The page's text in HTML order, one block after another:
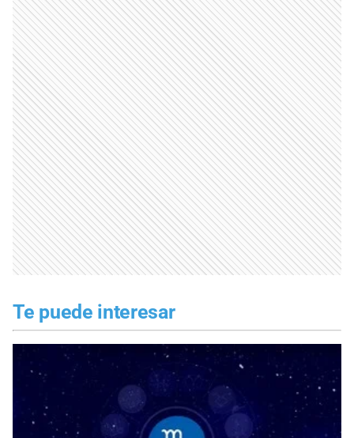
Te puede interesar